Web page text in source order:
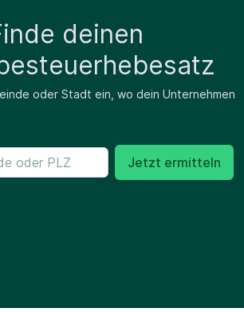
deinen
oder Stadt ein, wo dein Unternehmen
Jetzt ermitteln